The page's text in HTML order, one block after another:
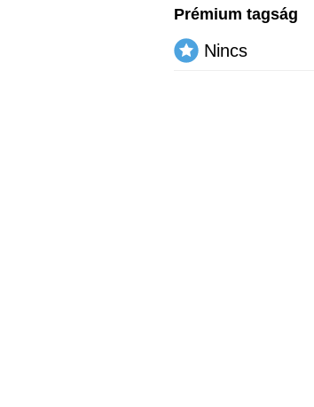
Prémium tagság
Nincs